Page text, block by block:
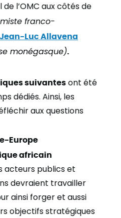
l’OMC aux côtés de
franco-
Jean-Luc Allavena
monégasque).
suivantes ont été
dédiés. Ainsi, les
aux questions
Europe
africain
acteurs publics et
devraient travailler
ainsi forger et aussi
objectifs stratégiques